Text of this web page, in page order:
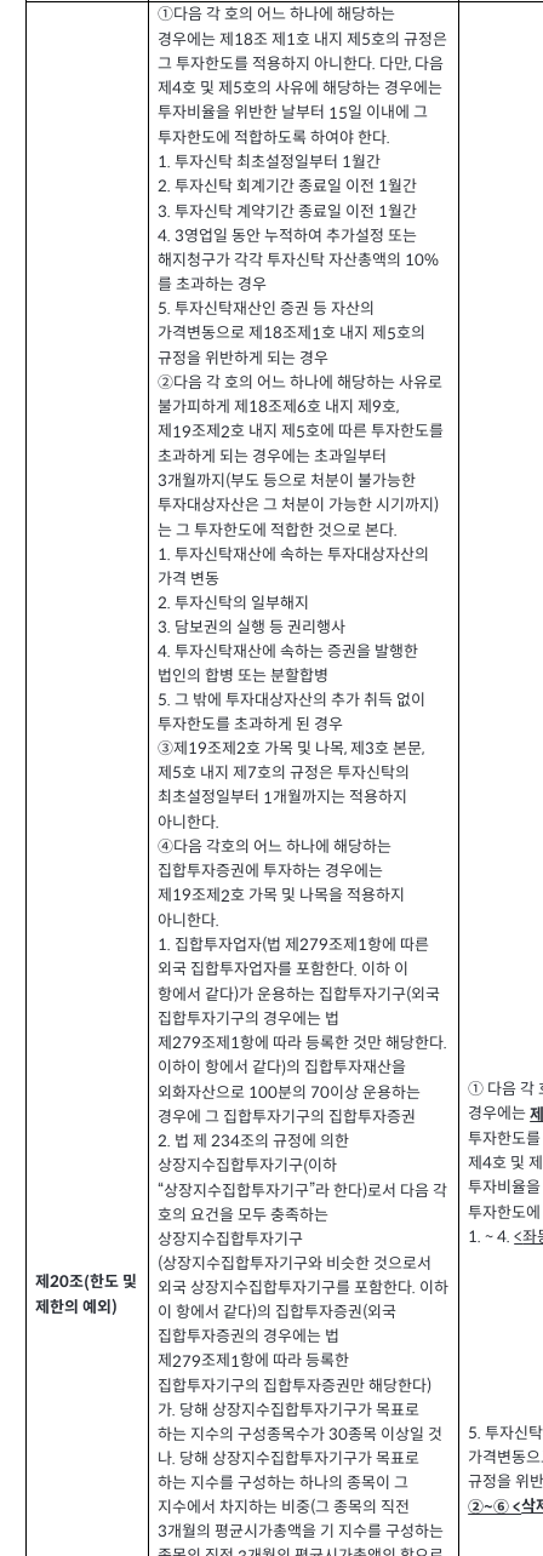
제20조(한도 및
제한의 예외 )
①다음 각 호의 어느 하나에 해당하는
경우에는 제18조 제1호 내지 제5호의 규정은
그 투자한도를 적용하지 아니한다. 다만, 다음
제4호 및 제 5호의 사유에 해당하는 경우에는
투자비율을 위반한 날부터 15일 이내에 그
투자한도에 적합하도록 하여야 한다.
1.투자신탁 최초설정일부터 1월간
2.투자신탁 회계기간 종료일 이전 1월간
3.투자신탁 계약기간 종료일 이전 1월간
4.3영업일 동안 누적하여 추가설정 또는
해지청구가 각각 투자신탁 자산총액의 10%
를 초과하는 경우
5.투자신탁재산인 증권 등 자산의
가격변동으로 제 18조제 1호 내지 제 5호의
규정을 위반하게 되는 경우
②다음 각 호의 어느 하나에 해당하는 사유로
불가피하게 제 18조제6호 내지 제9호,
제 19조제2호 내지 제 5호에 따른 투자한도를
초과하게 되는 경우에는 초과일부터
3개월까지 (부도 등으로 처분이 불가능한
투자대상자산은 그 처분이 가능한 시기까지 )
는 그 투자한도에 적합한 것으로 본다.
1.투자신탁재산에 속하는 투자대상자산의
가격 변동
2.투자신탁의 일부해지
3. 담보권의 실행 등 권리행사
4.투자신탁재산에 속하는 증권을 발행한
법인의 합병 또는 분할합병
5.그 밖에 투자대상자산의 추가 취득 없이
투자한도를 초과하게 된 경우
③제 19조제2호 가목 및 나목,제3호 본문,
제 5호 내지 제 7호의 규정은 투자신탁의
최초설정일부터 1개월까지는 적용하지
아니한다.
④다음 각호의 어느 하나에 해당하는
집합투자증권에 투자하는 경우에는
제 19조제2호 가목 및 나목을 적용하지
아니한다.
1. 집합투자업자(법 제279조제 1항에 따른
외국 집합투자업자를 포함한다. 이하 이
항에서 같다)가 운용하는 집합투자기구(외국
집합투자기구의 경우에는 법
제279조제 1항에 따라 등록한 것만 해당한다.
이하이 항에서 같다)의 집합투자재산을
외화자산으로 100분의 70이상 운용하는
경우에 그 집합투자기구의 집합투자증권
2. 법 제 234조의 규정에 의한
상장지수집합투자기구(이하
“상장지수집합투자기구”라 한다)로서 다음 각
호의 요건을 모두 충족하는
상장지수집합투자기구
(상장지수집합투자기구와 비슷한 것으로서
외국 상장지수집합투자기구를 포함한다. 이하
이 항에서 같다)의 집합투자증권(외국
집합투자증권의 경우에는 법
제279조제 1항에 따라 등록한
집합투자기구의 집합투자증권만 해당한다)
가. 당해 상장지수집합투자기구가 목표로
하는 지수의 구성종목수가30종목 이상일 것
나. 당해 상장지수집합투자기구가 목표로
하는 지수를 구성하는 하나의 종목이 그
지수에서 차지하는 비중(그 종목의 직전
3개월의 평균시가총액을 기 지수를 구성하는
① 다음 각
경우에는
투자한도
제4호 및 제
투자비율
투자한도
1. ~ 4.<좌
5.투자신
가격변동
규정을 위
②~⑥ <삭